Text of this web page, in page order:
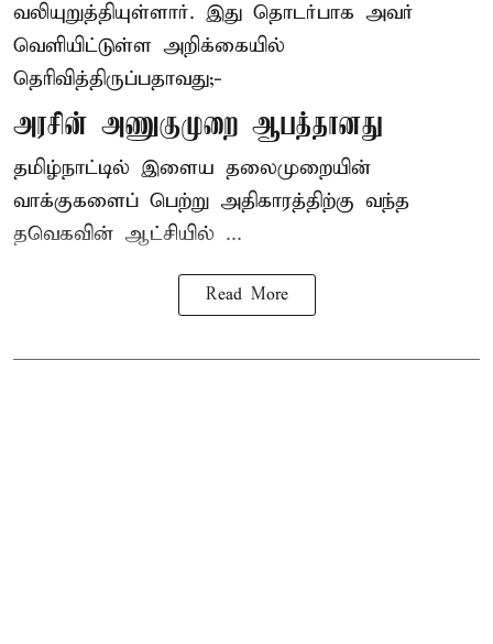
வலியுறுத்தியுள்ளார். இது தொடர்பாக அவர்
வெளியிட்டுள்ள அறிக்கையில்
தெரிவித்திருப்பதாவது;-
அரசின் அணுகுமுறை ஆபத்தானது
தமிழ்நாட்டில் இளைய தலைமுறையின்
வாக்குகளைப் பெற்று அதிகாரத்திற்கு வந்த
தவெகவின் ஆட்சியில் ...
Read More